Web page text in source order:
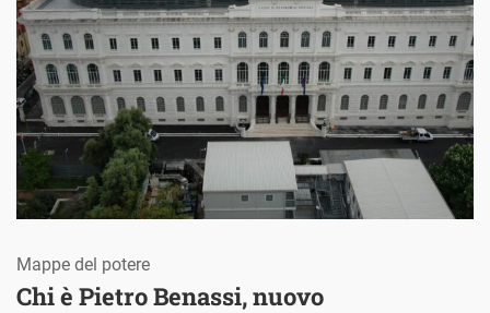
Chi è Pietro Benassi, nuovo
Mappe del potere